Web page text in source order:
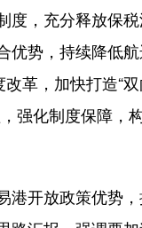
度，充分释放保
优势，持续降低
革，加快打造“
强化制度保障，
开放政策优势